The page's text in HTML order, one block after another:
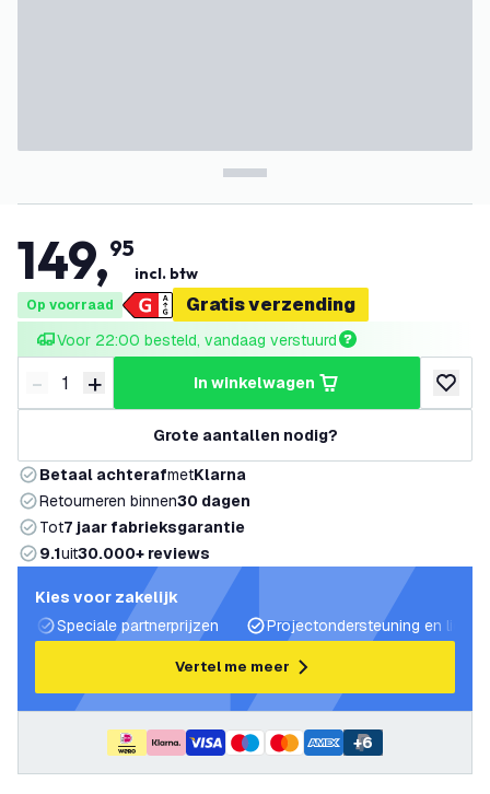
149,95
incl. btw
Op voorraad Gratis verzending
Voor 22:00 besteld, vandaag verstuurd
Verminder hoeveelheid
- Verhoog hoeveelheid
+ in winkelwagen
Grote aantallen nodig?
Betaal achterafmetKlarna
Retourneren binnen30 dagen
Tot7 jaar fabrieksgarantie
9.1uit30.000+ reviews
Kies voor zakelijk
Speciale partnerprijzen
Projectondersteuning en
Vertel me meer
+6